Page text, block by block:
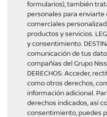
formularios), también
personales para enviarte
comerciales
productos y servicios.
y consentimiento.
comunicación de tus
compañías del Grupo
DERECHOS: Acceder,
como otros derechos,
información adicional.
derechos indicados, así
consentimiento, puedes